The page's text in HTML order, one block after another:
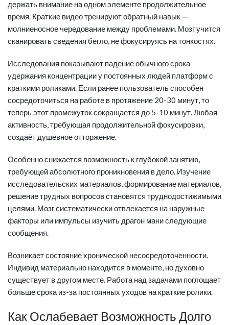
держать внимание на одном элементе продолжительное
время. Краткие видео тренируют обратный навык —
молниеносное чередование между проблемами. Мозг учится
сканировать сведения бегло, не фокусируясь на тонкостях.
Исследования показывают падение обычного срока
удержания концентрации у постоянных людей платформ с
краткими роликами. Если ранее пользователь способен
сосредоточиться на работе в протяжение 20-30 минут, то
теперь этот промежуток сокращается до 5-10 минут. Любая
активность, требующая продолжительной фокусировки,
создаёт душевное отторжение.
Особенно снижается возможность к глубокой занятию,
требующей абсолютного проникновения в дело. Изучение
исследовательских материалов, формирование материалов,
решение трудных вопросов становятся труднодостижимыми
целями. Мозг систематически отвлекается на наружные
факторы или импульсы изучить драгон мани следующие
сообщения.
Возникает состояние хронической несосредоточенности.
Индивид материально находится в моменте, но духовно
существует в другом месте. Работа над задачами поглощает
больше срока из-за постоянных уходов на краткие ролики.
Как Ослабевает Возможность Долго